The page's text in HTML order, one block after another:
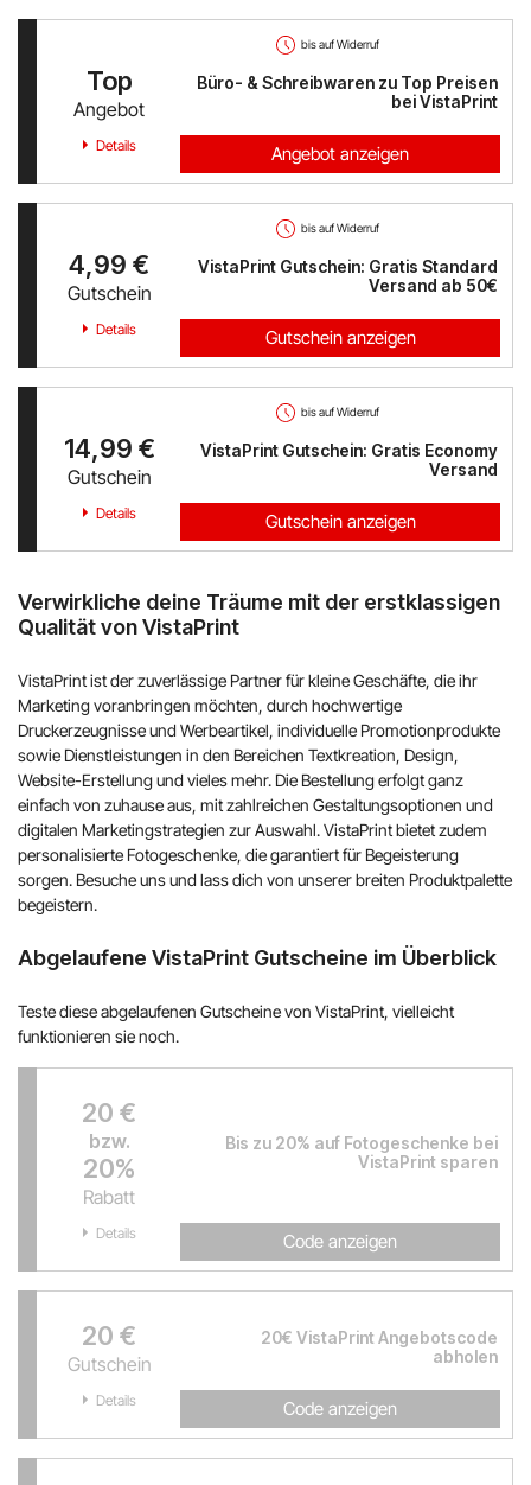
bis auf Widerruf
Top
Angebot
Büro- & Schreibwaren zu Top Preisen
bei VistaPrint
Details Angebot anzeigen
bis auf Widerruf
4,99 €
Gutschein
VistaPrint Gutschein: Gratis Standard
Versand ab 50€
Details Gutschein anzeigen
bis auf Widerruf
14,99 €
Gutschein
VistaPrint Gutschein: Gratis Economy
Versand
Details Gutschein anzeigen
Verwirkliche deine Träume mit der erstklassigen
Qualität von VistaPrint
VistaPrint ist der zuverlässige Partner für kleine Geschäfte, die ihr
Marketing voranbringen möchten, durch hochwertige
Druckerzeugnisse und Werbeartikel, individuelle Promotionprodukte
sowie Dienstleistungen in den Bereichen Textkreation, Design,
Website-Erstellung und vieles mehr. Die Bestellung erfolgt ganz
einfach von zuhause aus, mit zahlreichen Gestaltungsoptionen und
digitalen Marketingstrategien zur Auswahl. VistaPrint bietet zudem
personalisierte Fotogeschenke, die garantiert für Begeisterung
sorgen. Besuche uns und lass dich von unserer breiten Produktpalette
begeistern.
Abgelaufene VistaPrint Gutscheine im Überblick
Teste diese abgelaufenen Gutscheine von VistaPrint, vielleicht
funktionieren sie noch.
20 €
bzw.
20%
Rabatt
Bis zu 20% auf Fotogeschenke bei
VistaPrint sparen
Details Code anzeigen
20 €
Gutschein
20€ VistaPrint Angebotscode
abholen
Details Code anzeigen